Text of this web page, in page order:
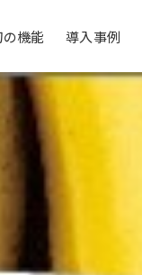
機能 導入事例